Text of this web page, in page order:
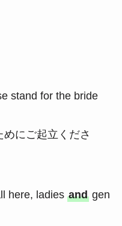
stand for the bride
にご起立くださ
here, ladies andgen